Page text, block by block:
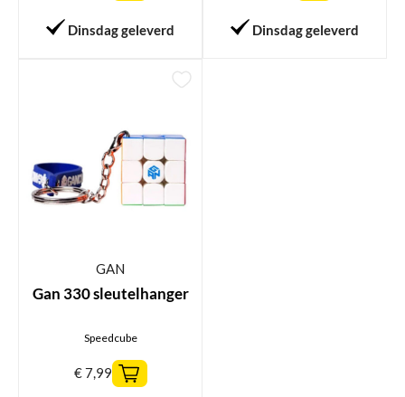
Dinsdag geleverd Dinsdag geleverd
GAN
Gan 330 sleutelhanger
Speedcube
€7,99